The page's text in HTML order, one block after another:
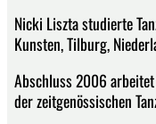
Nicki Liszta studierte
Kunsten, Tilburg,
Abschluss 2006
der zeitgenössischen